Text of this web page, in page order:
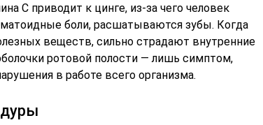
С приводит к цинге, из-за чего человек
боли, расшатываются зубы. Когда
веществ, сильно страдают внутренние
ротовой полости — лишь симптом,
в работе всего организма.